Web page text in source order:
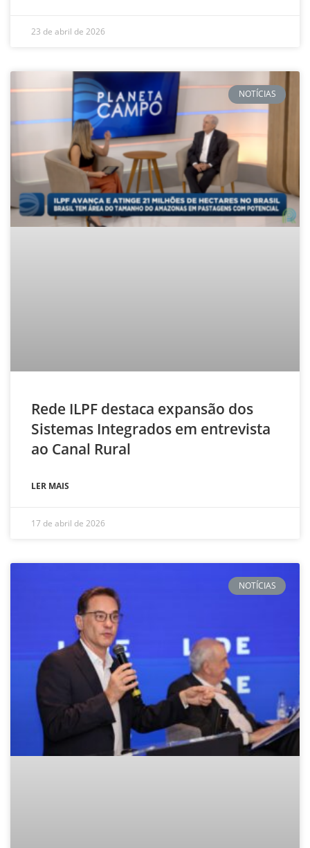
23 de abril de 2026
NOTÍCIAS
Rede ILPF destaca expansão dos
Sistemas Integrados em entrevista
ao Canal Rural
LER MAIS
17 de abril de 2026
NOTÍCIAS